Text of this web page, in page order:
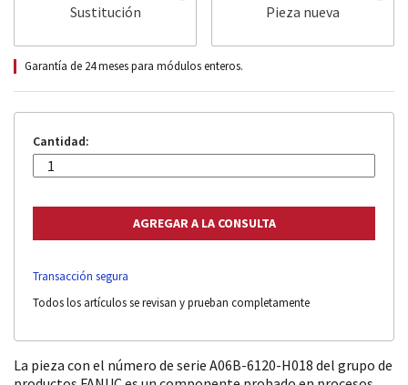
Sustitución Pieza nueva
Garantía de 24 meses para módulos enteros.
Cantidad:
Transacción segura
Todos los artículos se revisan y prueban completamente
La pieza con el número de serie A06B-6120-H018 del grupo de